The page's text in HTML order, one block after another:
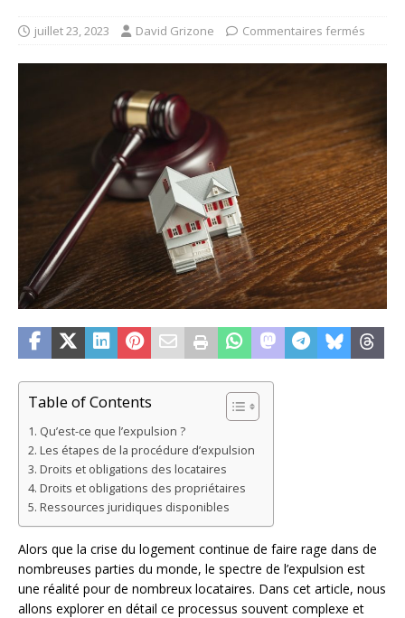
juillet 23, 2023 David Grizone Commentaires fermés
Table of Contents
Qu’est-ce que l’expulsion ?
Les étapes de la procédure d’expulsion
Droits et obligations des locataires
Droits et obligations des propriétaires
Ressources juridiques disponibles
Alors que la crise du logement continue de faire rage dans de
nombreuses parties du monde, le spectre de l’expulsion est
une réalité pour de nombreux locataires. Dans cet article, nous
allons explorer en détail ce processus souvent complexe et